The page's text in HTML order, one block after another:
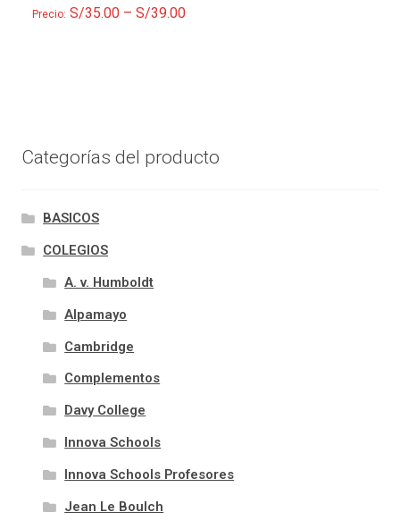
Precio: S/35.00 –S/39.00
Categorías del producto
BASICOS
COLEGIOS
A. v. Humboldt
Alpamayo
Cambridge
Complementos
Davy College
Innova Schools
Innova Schools Profesores
Jean Le Boulch